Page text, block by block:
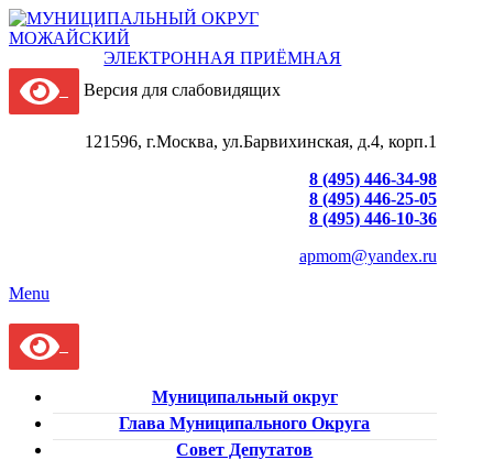
ЭЛЕКТРОННАЯ ПРИЁМНАЯ
Версия для слабовидящих
121596, г.Москва, ул.Барвихинская, д.4, корп.1
8 (495) 446-34-98
8 (495) 446-25-05
8 (495) 446-10-36
apmom@yandex.ru
Menu
Муниципальный округ
Глава Муниципального Округа
Совет Депутатов